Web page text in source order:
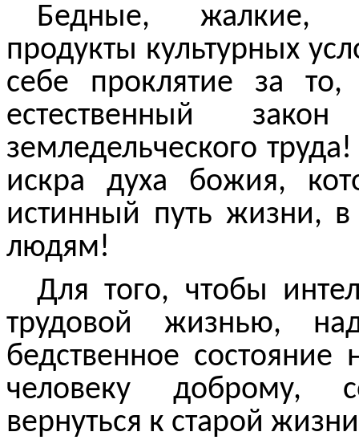
Бедные, жалкие,
продукты культурных
себе проклятие за то,
естественный
земледельческого
искра духа божия,
истинный путь жизни,
людям!
Для того, чтобы
трудовой жизнью,
бедственное
человеку доброму,
вернуться к старой